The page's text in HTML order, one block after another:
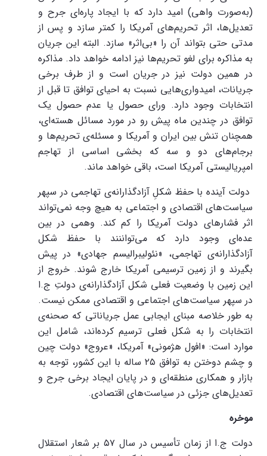
(به‌صورت واهی) امید دارد که با ایجاد پاره‌ای جرح و
تعدیل‌ها، اثر تحریم‌های آمریکا را کمتر سازد و پس از
مدتی حتی بتواند آن را «بی‌اثر» سازد. البته این جریان
به مذاکره برای لغو تحریم‌ها نیز ادامه خواهد داد. مذاکره
در همین دولت نیز در جریان است و از طرف برخی
جریانات، امیدواری‌هایی نسبت به احیای توافق تا قبل از
انتخابات وجود دارد. ورای حصول یا عدم حصول یک
توافق در چندین ماه پیش رو در مورد مسائل هسته‌ای،
همچنان تنش بین ایران و آمریکا و مسئله‌ی تحریم‌ها و
برجام‌های دو و سه که بخشی اساسی از تهاجم
امپریالیستی آمریکا است، باقی خواهد ماند.
دولت آینده با حفظ شکلِ آزادگذارانه‌ی تهاجمی در سپهر
سیاست‌های اقتصادی و اجتماعی به هیچ وجه نمی‌تواند
اثر فشارهای دولت آمریکا را کم کند. وهمی در بین
عده‌ای وجود دارد که می‌تواننند با حفظ شکل
آزادگذارانه‌ی تهاجمی، «نئولیبرالیسم جهادی» در پیش
بگیرند و از زمین ترسیمی آمریکا خارج شوند. خروج از
این زمین با وضعیت فعلی شکل آزادگذارانه‌ی دولتِ ج.ا
در سپهر سیاست‌های اجتماعی و اقتصادی ممکن نیست.
به طور خلاصه مبنای ایجابی عمل جریاناتی که صحنه‌ی
انتخابات را به شکل فعلی ترسیم کرده‌اند، شامل این
موارد است: «افول هژمونی» آمریکا، «عروج» دولت چین
و چشم دوختن به توافق ۲۵ ساله با این کشور، توجه به
بازار و همکاری منطقه‌ای و در پایان ایجاد برخی جرح و
تعدیل‌های جزئی در سیاست‌های اقتصادی.
موخره
دولت ج.ا از زمان تأسیس در سال ۵۷ بر شعار استقلال